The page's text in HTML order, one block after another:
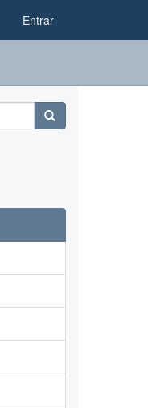
Entrar